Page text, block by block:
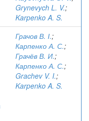
Grynevych L. V.;
Karpenko A. S.
Грачов В. І.;
Карпенко А. С.;
Грачёв В. И.;
Карпенко А. С.;
Grachev V. I.;
Karpenko A. S.